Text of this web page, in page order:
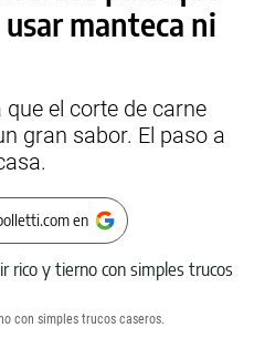
manteca ni
el corte de carne
gran sabor. El paso a
en
con simples trucos caseros.